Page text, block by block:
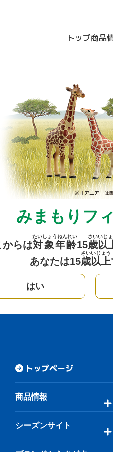
トップ商品
みまもりフ
からは対象年齢
たいしょうねんれい
15歳
さい
以
いじょ
あなたは15歳
さい
以上
いじょう
はい
トップページ
商品情報
シーズンサイト